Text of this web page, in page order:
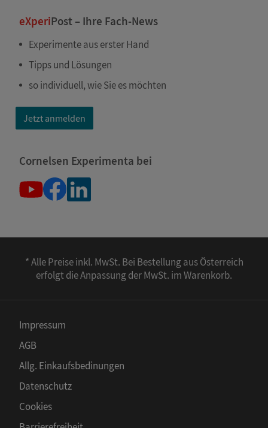
eXperiPost – Ihre Fach-News
Experimente aus erster Hand
Tipps und Lösungen
so individuell, wie Sie es möchten
Jetzt anmelden
Cornelsen Experimenta bei
* Alle Preise inkl. MwSt. Bei Bestellung aus Österreich
erfolgt die Anpassung der MwSt. im Warenkorb.
Impressum
AGB
Allg. Einkaufsbedinungen
Datenschutz
Cookies